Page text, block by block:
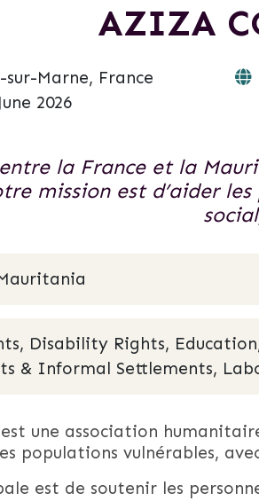
AZIZA
Marne, France
2026
la France et la
mission est d’aider
Disability Rights,
& Informal Settlements,
une association
populations vulnérables,
est de soutenir les